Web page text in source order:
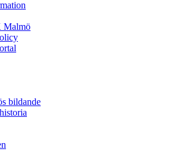
Malmö
bildande